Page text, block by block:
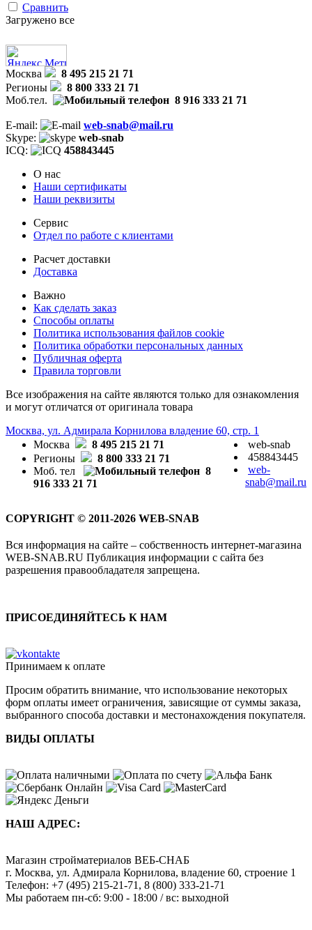
Сравнить
Загружено все
Москва
8 495 215 21 71
Регионы
8 800 333 21 71
Моб.тел.
8 916 333 21 71
E-mail:
web-snab@mail.ru
Skype:
web-snab
ICQ:
458843445
О нас
Наши сертификаты
Наши реквизиты
Сервис
Отдел по работе с клиентами
Расчет доставки
Доставка
Важно
Как сделать заказ
Способы оплаты
Политика использования файлов cookie
Политика обработки персональных данных
Публичная оферта
Правила торговли
Все изображения на сайте являются только для ознакомления
и могут отличатся от оригинала товара
Москва, ул. Адмирала Корнилова владение 60, стр. 1
Москва
8 495 215 21 71
Регионы
8 800 333 21 71
Моб. тел
8
916 333 21 71
web-snab
458843445
web-
snab@mail.ru
COPYRIGHT © 2011-2026 WEB-SNAB
Вся информация на сайте – собственность интернет-магазина
WEB-SNAB.RU Публикация информации с сайта без
разрешения правообладателя запрещена.
ПРИСОЕДИНЯЙТЕСЬ К НАМ
Принимаем к оплате
Просим обратить внимание, что использование некоторых
форм оплаты имеет ограничения, зависящие от суммы заказа,
выбранного способа доставки и местонахождения покупателя.
ВИДЫ ОПЛАТЫ
НАШ АДРЕС:
Магазин стройматериалов ВЕБ-СНАБ
г. Москва, ул. Адмирала Корнилова, владение 60, строение 1
Телефон: +7 (495) 215-21-71 , 8 (800) 333-21-71
Мы работаем пн-сб: 9:00 - 18:00 / вс: выходной